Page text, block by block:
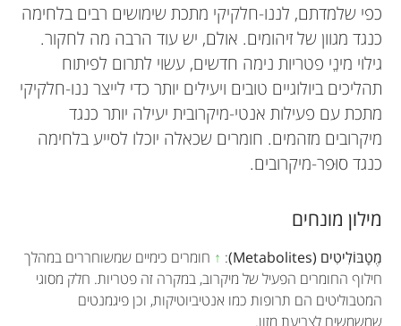
כפי שלמדתם, לננו-חלקיקי מתכת שימושים רבים בלחימה
כנגד מגוון של זיהומים. אולם, יש עוד הרבה מה לחקור.
גילוי מינֵי פטריות נימה חדשים, עשוי לתרום לפיתוח
תהליכים ביולוגיים טובים ויעילים יותר כדי לייצר ננו-חלקיקי
מתכת עם פעילות אנטי-מיקרובית יעילה יותר כנגד
מיקרובים מזהמים. חומרים שכאלה יוכלו לסייע בלחימה
כנגד סוּפר-מיקרובים.
מילון מונחים
מֶטָבּוֹלִיטִים (Metabolites) :
↑ חומרים כימיים שמשוחררים במהלך
חילוף החומרים הפעיל של מיקרוב, במקרה זה פטריות. חלק מסוגי
המטבוליטים הם תרופות כמו אנטיביוטיקות, וכן פיגמנטים
שמשמשים לצביעת מזון.